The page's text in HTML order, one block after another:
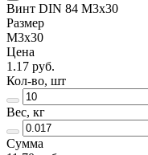
Винт DIN 84 М3х30
Размер
М3х30
Цена
1.17 руб.
Кол-во, шт
Вес, кг
Сумма